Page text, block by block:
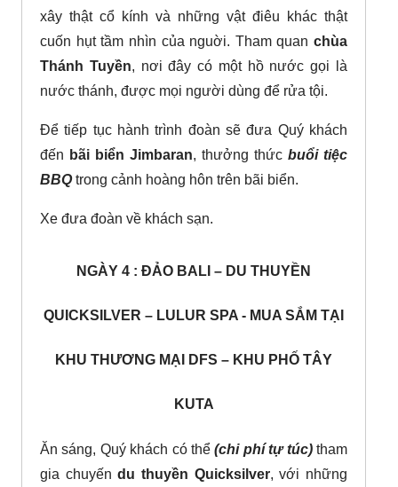
xây thật cổ kính và những vật điêu khác thật
cuốn hụt tầm nhìn của nguời. Tham quan chùa
Thánh Tuyền, nơi đây có một hồ nước gọi là
nước thánh, được mọi người dùng để rửa tội.
Để tiếp tục hành trình đoàn sẽ đưa Quý khách
đến bãi biển Jimbaran, thưởng thức buổi tiệc
BBQtrong cảnh hoàng hôn trên bãi biển.
Xe đưa đoàn về khách sạn.
NGÀY 4 : ĐẢO BALI – DU THUYỀN
QUICKSILVER – LULUR SPA - MUA SẮM TẠI
KHU THƯƠNG MẠI DFS – KHU PHỐ TÂY
KUTA
Ăn sáng, Quý khách có thể(chi phí tự túc)tham
gia chuyếndu thuyền Quicksilver, với những